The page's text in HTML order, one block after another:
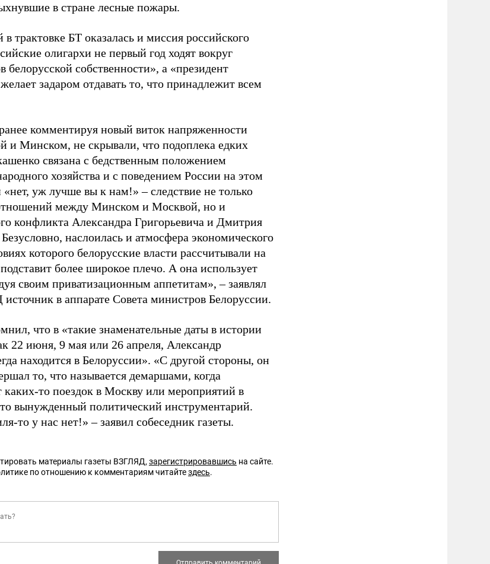
в стране лесные пожары.
в трактовке БТ оказалась и миссия российского
олигархи не первый год ходят вокруг
белорусской собственности», а «президент
задаром отдавать то, что принадлежит всем
комментируя новый виток напряженности
и Минском, не скрывали, что подоплека едких
связана с бедственным положением
хозяйства и с поведением России на этом
уж лучше вы к нам!» – следствие не только
между Минском и Москвой, но и
конфликта Александра Григорьевича и Дмитрия
наслоилась и атмосфера экономического
которого белорусские власти рассчитывали на
более широкое плечо. А она использует
своим приватизационным аппетитам»,–заявлял
в аппарате Совета министров Белоруссии.
что в «такие знаменательные даты в истории
22 июня, 9 мая или 26 апреля, Александр
находится в Белоруссии». «С другой стороны, он
то, что называется демаршами, когда
каких-то поездок в Москву или мероприятий в
вынужденный политический инструментарий.
то у нас нет!»–заявил собеседник газеты.
материалы газеты ВЗГЛЯД, зарегистрировавшись на сайте.
по отношению к комментариям читайтездесь.